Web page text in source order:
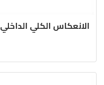
الانعكاس الكلي الداخلي